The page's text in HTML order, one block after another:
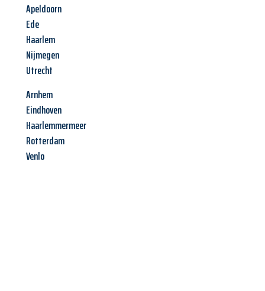
Apeldoorn
Ede
Haarlem
Nijmegen
Utrecht
Arnhem
Eindhoven
Haarlemmermeer
Rotterdam
Venlo